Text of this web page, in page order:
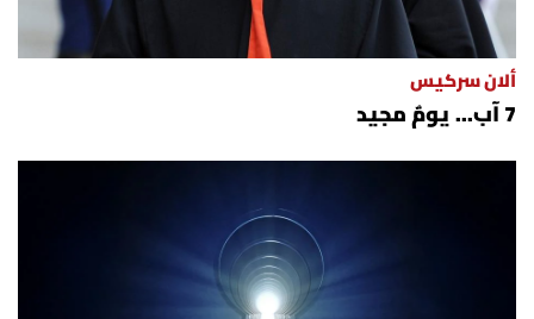
ألان سركيس
7 آب... يومٌ مجيد